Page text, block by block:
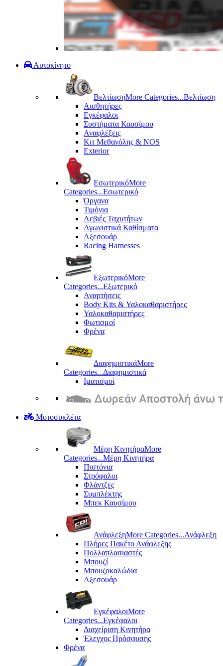
Αυτοκίνητο
ΒελτίωσηMore Categories...Βελτίωση
Αισθητήρες
Εγκέφαλοι
Συστήματα Καυσίμου
Αναφλέξεις
Κιτ Μεθανόλης & ΝΟS
Exterior
ΕσωτερικόMore
Categories...Εσωτερικό
Όργανα
Τιμόνια
Λεβιές Ταχυτήτων
Αγωνιστικά Καθίσματα
Αξεσουάρ
Racing Harnesses
ΕξωτερικόMore
Categories...Εξωτερικό
Αναρτήσεις
Body Kits & Υαλοκαθαριστήρες
Υαλοκαθαριστήρες
Φωτισμοί
Φρένα
ΔιαφημιστικάMore
Categories...Διαφημιστικά
Ιματισμοί
Μοτοσυκλέτα
Μέρη KινητήραMore
Categories...Μέρη Kινητήρα
Πιστόνια
Στρόφαλοι
Φλάντζες
Συμπλέκτης
Μπεκ Καυσίμου
ΑνάφλεξηMore Categories...Ανάφλεξη
Πλήρες Πακέτο Ανάφλεξης
Πολλαπλασιαστές
Μπουζί
Μπουζοκαλώδια
Αξεσουάρ
ΕγκέφαλοιMore
Categories...Εγκέφαλοι
Διαχείριση Κινητήρα
Έλεγχος Πρόσφυσης
Φρένα